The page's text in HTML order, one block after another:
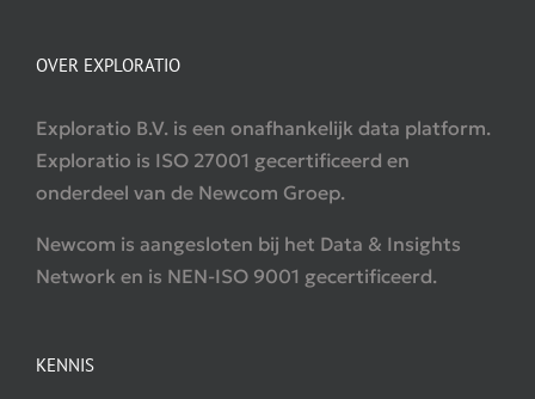
OVER EXPLORATIO
Exploratio B.V. is een onafhankelijk data platform.
Exploratio is ISO 27001 gecertificeerd en
onderdeel van de Newcom Groep.
Newcom is aangesloten bij het Data & Insights
Network en is NEN-ISO 9001 gecertificeerd.
KENNIS